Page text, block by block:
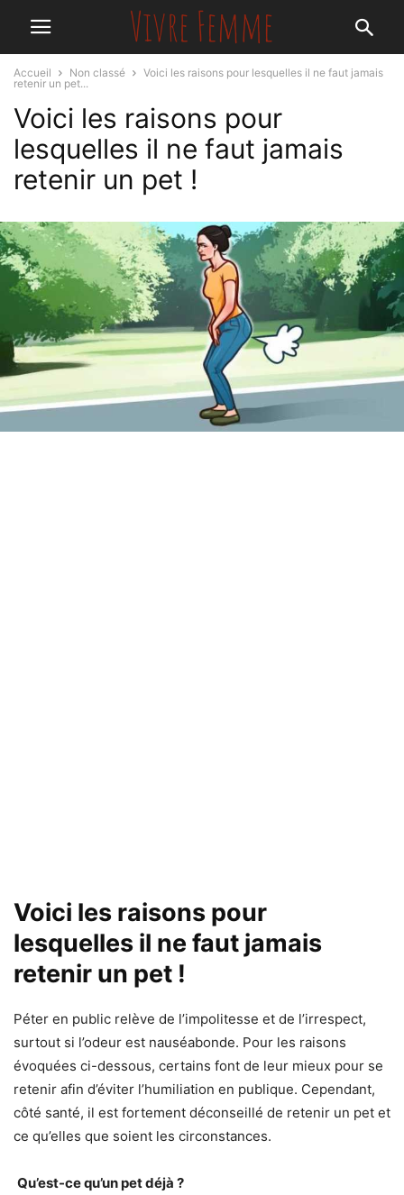
Accueil Non classé
Voici les raisons pour lesquelles il ne faut jamais
retenir un pet...
Voici les raisons pour
lesquelles il ne faut jamais
retenir un pet !
Voici les raisons pour
lesquelles il ne faut jamais
retenir un pet !
Péter en public relève de l’impolitesse et de l’irrespect,
surtout si l’odeur est nauséabonde. Pour les raisons
évoquées ci-dessous, certains font de leur mieux pour se
retenir afin d’éviter l’humiliation en publique. Cependant,
côté santé, il est fortement déconseillé de retenir un pet et
ce qu’elles que soient les circonstances.
Qu’est-ce qu’un pet déjà ?